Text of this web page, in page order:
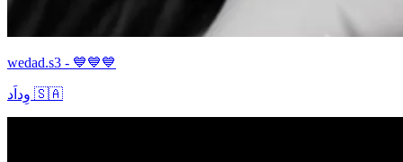
wedad.s3 - 💙💙💙
وِداَد 🇸🇦